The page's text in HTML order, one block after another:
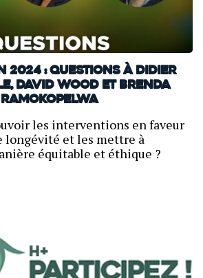
2024 : Questions à Didier
David Wood et Brenda
Ramokopelwa
les interventions en faveur
longévité et les mettre à
équitable et éthique ?